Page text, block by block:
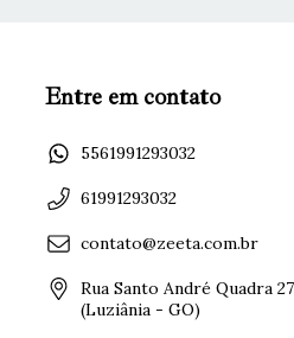
Entre em contato
5561991293032
61991293032
contato@zeeta.com.br
Rua Santo André Quadra
(Luziânia - GO)